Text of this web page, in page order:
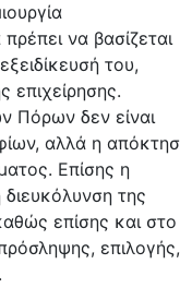
προκλήσεις. Ο
να βασίζεται
του,
επιχείρησης.
Πόρων δεν είναι
αλλά η απόκτηση
Επίσης η
της
επίσης και στο
επιλογής,